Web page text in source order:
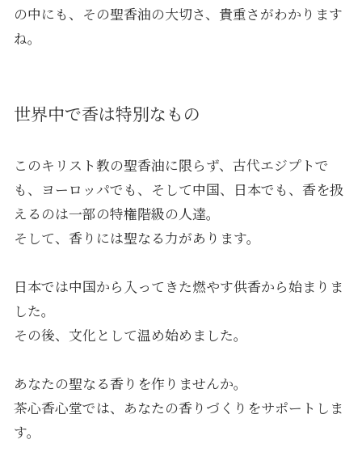
の中にも、その聖香油の大切さ、貴重さがわかります
ね。
世界中で香は特別なもの
このキリスト教の聖香油に限らず、古代エジプトで
も、ヨーロッパでも、そして中国、日本でも、香を扱
えるのは一部の特権階級の人達。
そして、香りには聖なる力があります。
日本では中国から入ってきた燃やす供香から始まりま
した。
その後、文化として温め始めました。
あなたの聖なる香りを作りませんか。
茶心香心堂では、あなたの香りづくりをサポートしま
す。